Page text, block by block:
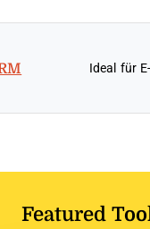
Ideal für
Featured